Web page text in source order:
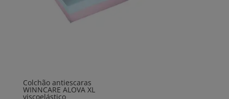
Colchão antiescaras
WINNCARE ALOVA XL
viscoelástico